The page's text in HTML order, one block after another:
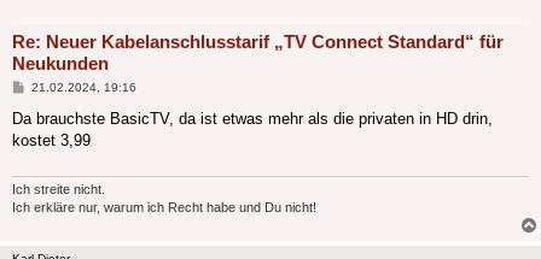
Re: Neuer Kabelanschlusstarif „TV Connect Standard“ für
Neukunden
Beitrag
21.02.2024, 19:16
Da brauchste BasicTV, da ist etwas mehr als die privaten in HD drin,
kostet 3,99
Ich streite nicht.
Ich erkläre nur, warum ich Recht habe und Du nicht!